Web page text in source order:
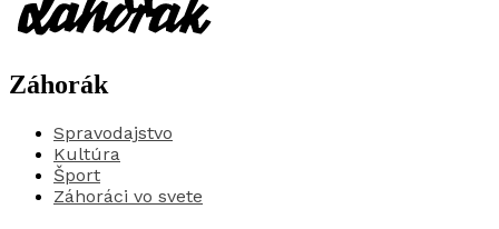
Záhorák
Spravodajstvo
Kultúra
Šport
Záhoráci vo svete